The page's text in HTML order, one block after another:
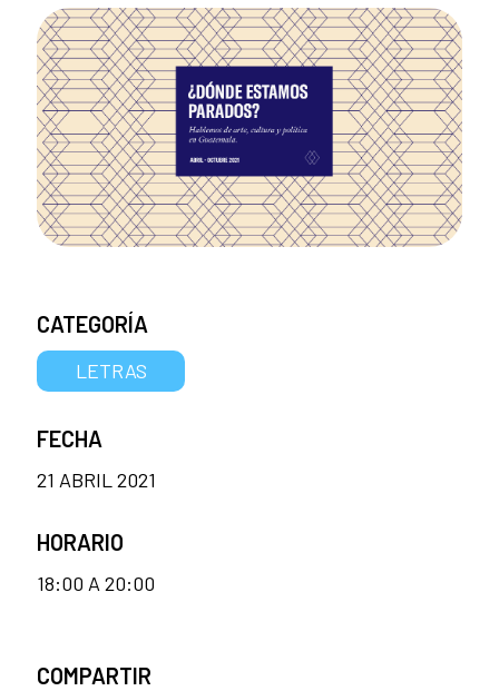
CATEGORÍA
LETRAS
FECHA
21 ABRIL 2021
HORARIO
18:00 A 20:00
COMPARTIR